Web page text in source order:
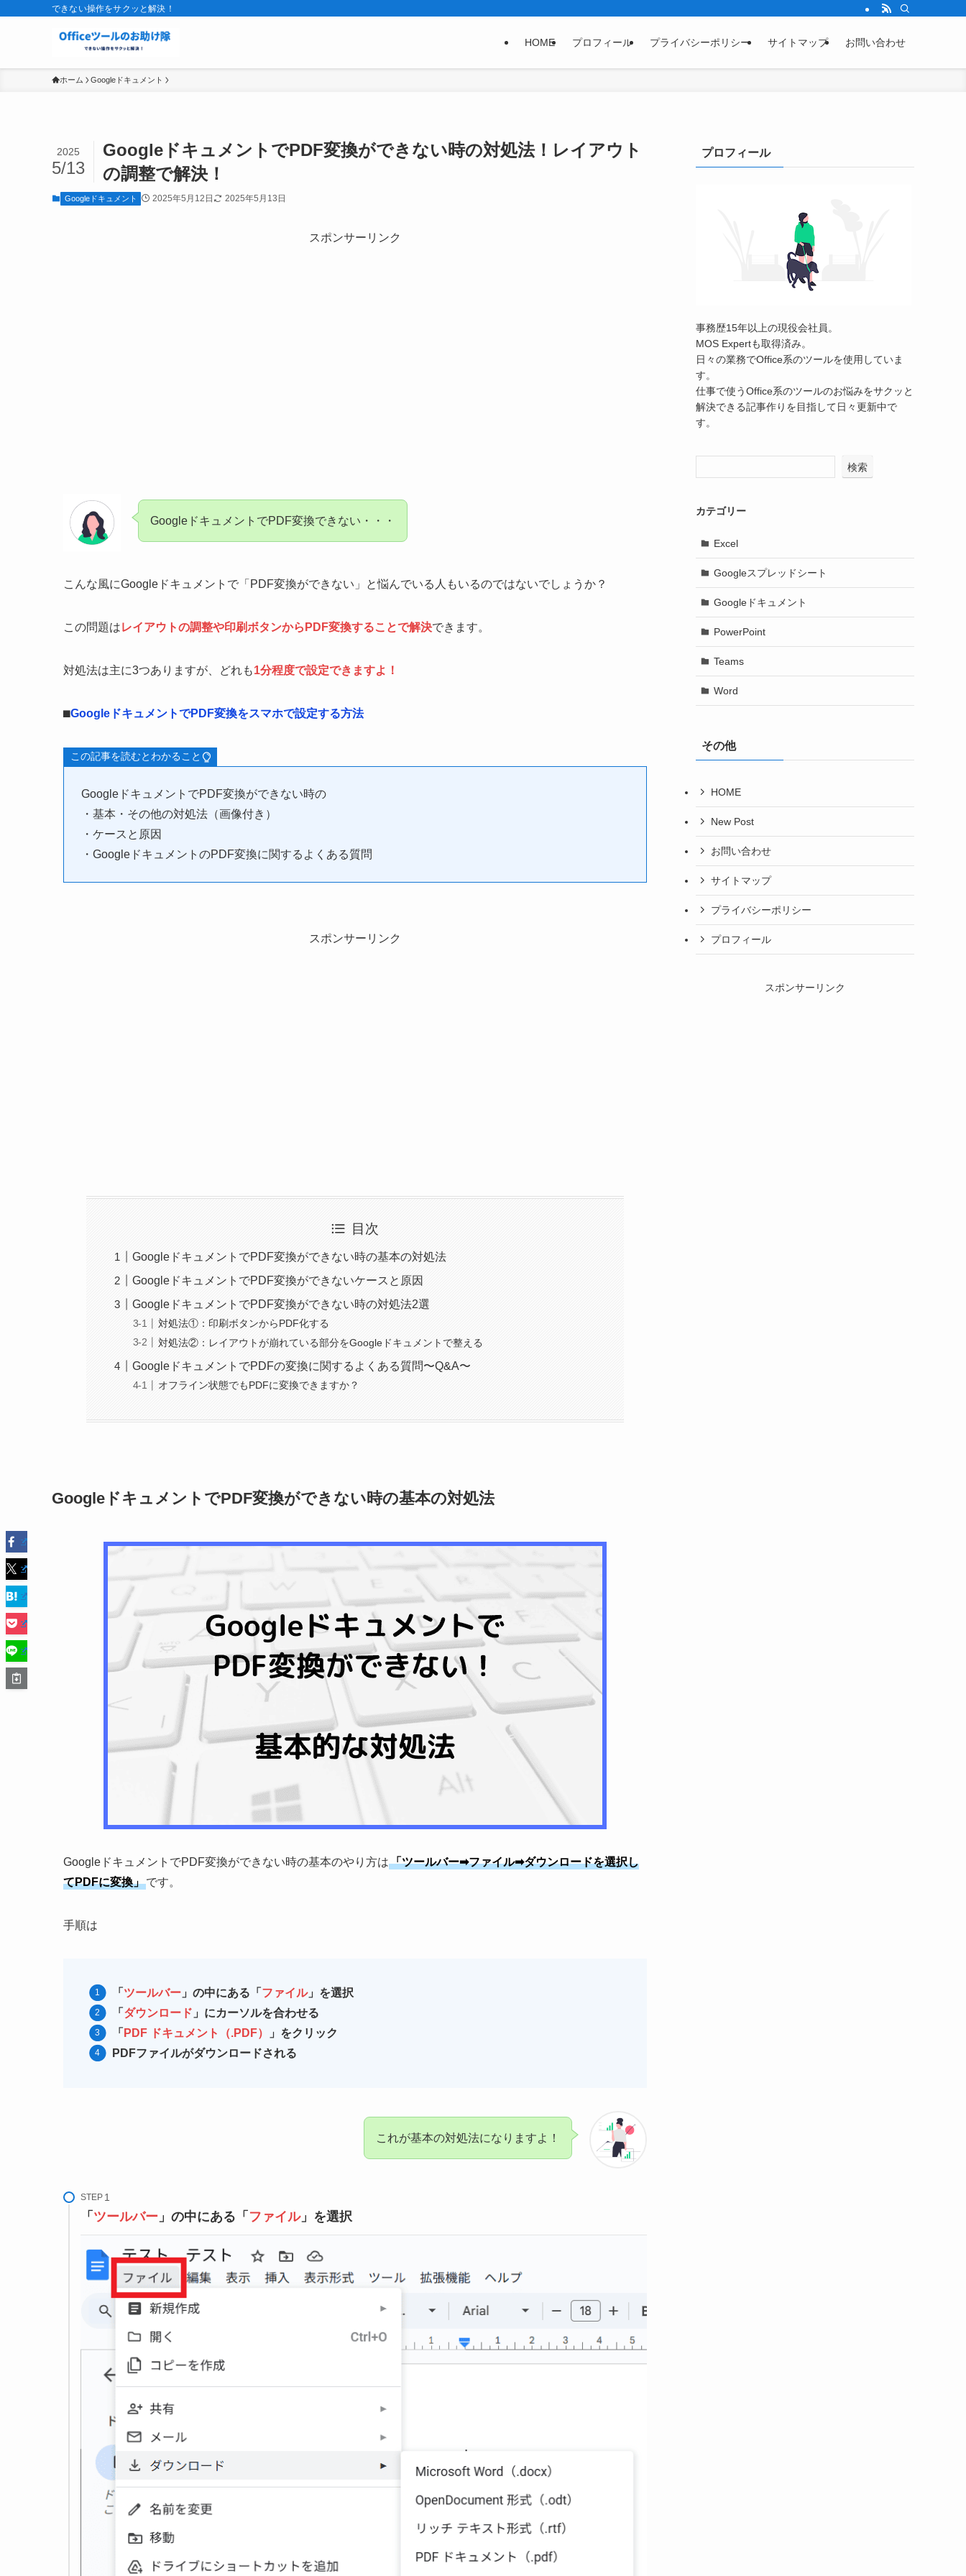
できない操作をサクッと解決！
HOME プロフィール プライバシーポリシー サイトマップ お問い合わせ
ホーム Googleドキュメント
GoogleドキュメントでPDF変換ができない時の対処法！レイアウト
の調整で解決！
2025
5/13
Googleドキュメント 2025年5月12日 2025年5月13日
スポンサーリンク
GoogleドキュメントでPDF変換できない・・・
こんな風にGoogleドキュメントで「PDF変換ができない」と悩んでいる人もいるのではないでしょうか？
この問題はレイアウトの調整や印刷ボタンからPDF変換することで解決できます。
対処法は主に3つありますが、どれも1分程度で設定できますよ！
⬛︎GoogleドキュメントでPDF変換をスマホで設定する方法
この記事を読むとわかること
GoogleドキュメントでPDF変換ができない時の
・基本・その他の対処法（画像付き）
・ケースと原因
・GoogleドキュメントのPDF変換に関するよくある質問
スポンサーリンク
目次
GoogleドキュメントでPDF変換ができない時の基本の対処法
GoogleドキュメントでPDF変換ができないケースと原因
GoogleドキュメントでPDF変換ができない時の対処法2選
対処法①：印刷ボタンからPDF化する
対処法②：レイアウトが崩れている部分をGoogleドキュメントで整える
GoogleドキュメントでPDFの変換に関するよくある質問〜Q&A〜
オフライン状態でもPDFに変換できますか？
GoogleドキュメントでPDF変換ができない時の基本の対処法
GoogleドキュメントでPDF変換ができない時の基本のやり方は「ツールバー➡ファイル➡ダウンロードを選択し
てPDFに変換」です。
手順は
「 ツールバー 」の中にある「 ファイル」を選択
「 ダウンロード 」にカーソルを合わせる
「 PDF ドキュメント（.PDF）
」をクリック
PDFファイルがダウンロードされる
これが基本の対処法になりますよ！
STEP
「 ツールバー 」の中にある「 ファイル」を選択
プロフィール
事務歴15年以上の現役会社員。
MOS Expertも取得済み。
日々の業務でOffice系のツールを使用していま
す。
仕事で使うOffice系のツールのお悩みをサクッと
解決できる記事作りを目指して日々更新中で
す。
検索
カテゴリー
Excel
Googleスプレッドシート
Googleドキュメント
PowerPoint
Teams
Word
その他
HOME
New Post
お問い合わせ
サイトマップ
プライバシーポリシー
プロフィール
スポンサーリンク